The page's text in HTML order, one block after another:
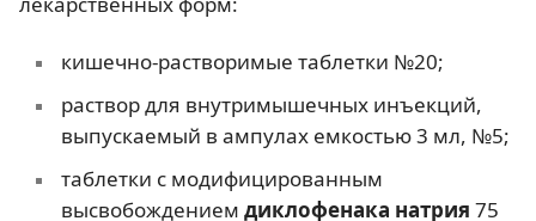
кишечно-растворимые таблетки №20;
раствор для внутримышечных инъекций,
выпускаемый в ампулах емкостью 3 мл, №5;
таблетки с модифицированным
высвобождением диклофенака натрия 75